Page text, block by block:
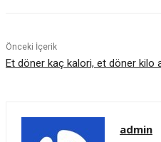
Önceki İçerik
Et döner kaç kalori, et döner kilo
admin